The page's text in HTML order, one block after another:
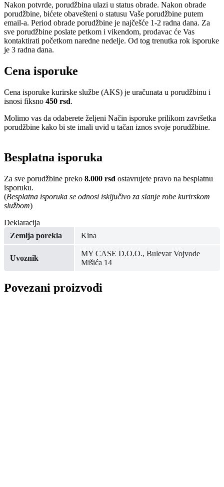
Nakon potvrde, porudžbina ulazi u status obrade. Nakon obrade
porudžbine, bićete obavešteni o statusu Vaše porudžbine putem
email-a. Period obrade porudžbine je najčešće 1-2 radna dana. Za
sve porudžbine poslate petkom i vikendom, prodavac će Vas
kontaktirati početkom naredne nedelje. Od tog trenutka rok isporuke
je 3 radna dana.
Cena isporuke
Cena isporuke kurirske službe (AKS) je uračunata u porudžbinu i
isnosi fiksno 450 rsd.
Molimo vas da odaberete željeni Način isporuke prilikom završetka
porudžbine kako bi ste imali uvid u tačan iznos svoje porudžbine.
Besplatna isporuka
Za sve porudžbine preko 8.000 rsd ostavrujete pravo na besplatnu
isporuku.
(Besplatna isporuka se odnosi isključivo za slanje robe kurirskom
službom)
Deklaracija
Zemlja porekla
Kina
Uvoznik
MY CASE D.O.O., Bulevar Vojvode
Mišića 14
Povezani proizvodi